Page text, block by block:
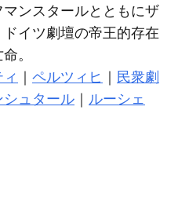
ンスタールとともにザ
イツ劇壇の帝王的存在
。
ペルツィヒ
民衆劇
シュタール ルーシェ